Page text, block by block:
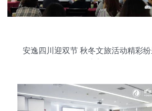
安逸四川迎双节 秋冬文旅活动精彩